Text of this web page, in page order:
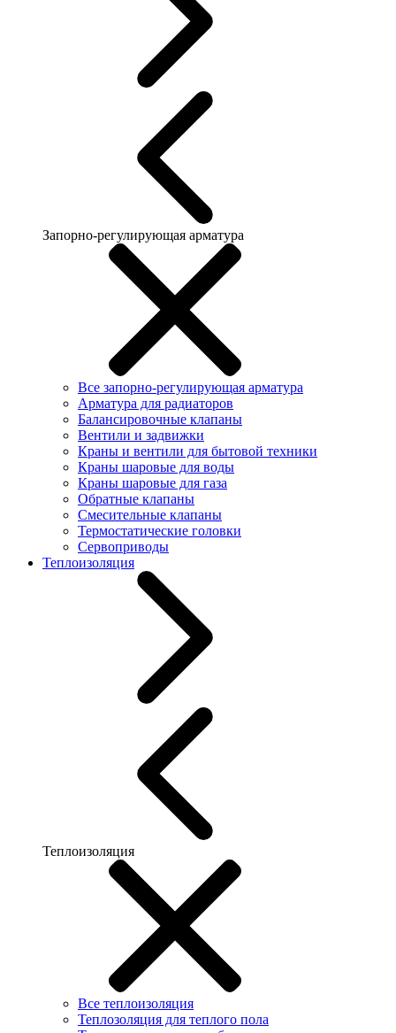
Запорно-регулирующая арматура
Все запорно-регулирующая арматура
Арматура для радиаторов
Балансировочные клапаны
Вентили и задвижки
Краны и вентили для бытовой техники
Краны шаровые для воды
Краны шаровые для газа
Обратные клапаны
Смесительные клапаны
Термостатические головки
Сервоприводы
Теплоизоляция
Теплоизоляция
Все теплоизоляция
Теплозоляция для теплого пола